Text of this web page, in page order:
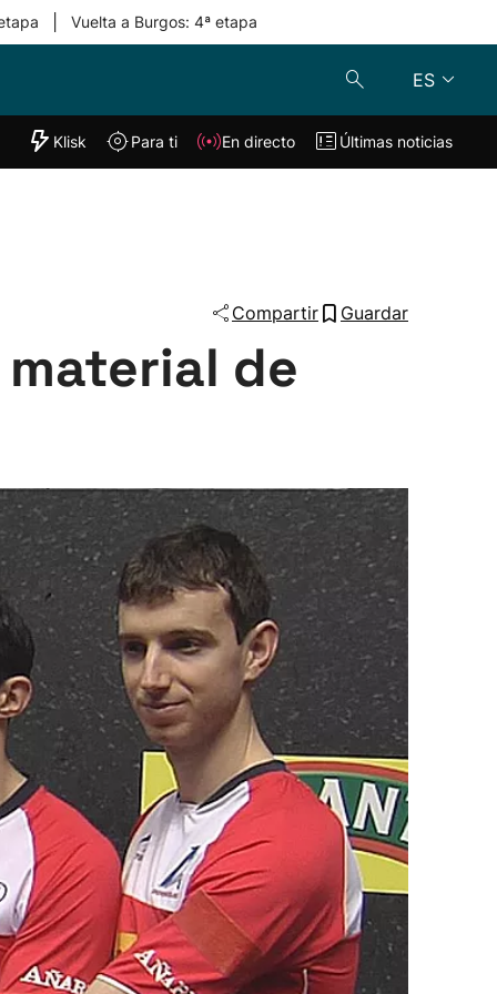
Vuelta a Burgos: 4ª etapa
ES
"Helmuga"
Klisk En directo
Klisk Para ti En directo Últimas noticias
Compartir Guardar
de